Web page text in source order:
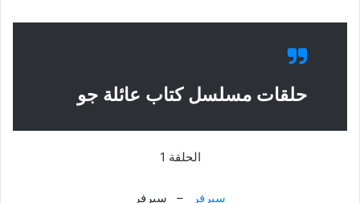
حلقات مسلسل كتاب عائلة جو
الحلقة 1
سيرفر – سيرفر